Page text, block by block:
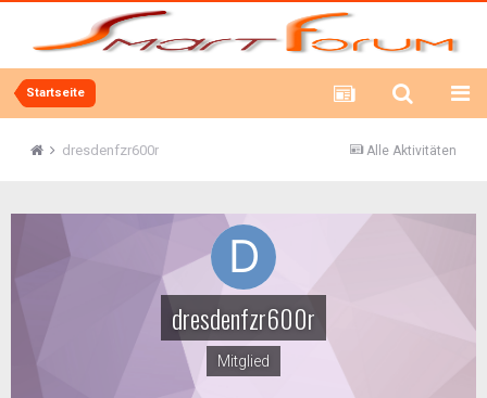
Startseite
Alle Aktivitäten
dresdenfzr600r
dresdenfzr600r
Mitglied